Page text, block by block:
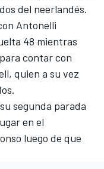
del neerlandés.
Antonelli
48 mientras
contar con
quien a su vez
segunda parada
en el
luego de que